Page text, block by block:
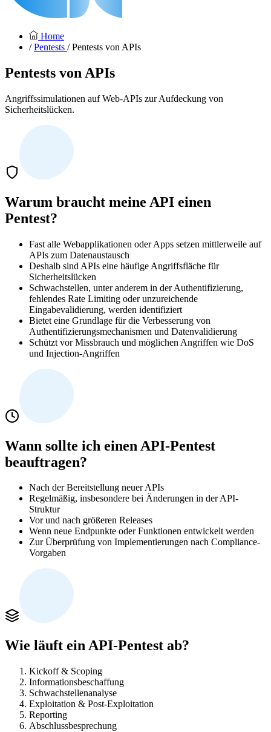
Home
/Pentests / Pentests von APIs
Pentests von APIs
Angriffssimulationen auf Web-APIs zur Aufdeckung von
Sicherheitslücken.
Warum braucht meine API einen
Pentest?
Fast alle Webapplikationen oder Apps setzen mittlerweile auf
APIs zum Datenaustausch
Deshalb sind APIs eine häufige Angriffsfläche für
Sicherheitslücken
Schwachstellen, unter anderem in der Authentifizierung,
fehlendes Rate Limiting oder unzureichende
Eingabevalidierung, werden identifiziert
Bietet eine Grundlage für die Verbesserung von
Authentifizierungsmechanismen und Datenvalidierung
Schützt vor Missbrauch und möglichen Angriffen wie DoS
und Injection-Angriffen
Wann sollte ich einen API-Pentest
beauftragen?
Nach der Bereitstellung neuer APIs
Regelmäßig, insbesondere bei Änderungen in der API-
Struktur
Vor und nach größeren Releases
Wenn neue Endpunkte oder Funktionen entwickelt werden
Zur Überprüfung von Implementierungen nach Compliance-
Vorgaben
Wie läuft ein API-Pentest ab?
Kickoff & Scoping
Informationsbeschaffung
Schwachstellenanalyse
Exploitation & Post-Exploitation
Reporting
Abschlussbesprechung